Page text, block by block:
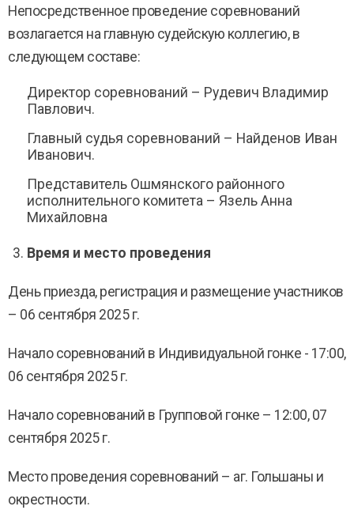
Непосредственное проведение соревнований
возлагается на главную судейскую коллегию, в
следующем составе:
Директор соревнований – Рудевич Владимир
Павлович.
Главный судья соревнований – Найденов Иван
Иванович.
Представитель Ошмянского районного
исполнительного комитета – Язель Анна
Михайловна
Время и место проведения
День приезда, регистрация и размещение участников
– 06 сентября 2025 г.
Начало соревнований в Индивидуальной гонке - 17:00,
06 сентября 2025 г.
Начало соревнований в Групповой гонке – 12:00, 07
сентября 2025 г.
Место проведения соревнований – аг. Гольшаны и
окрестности.